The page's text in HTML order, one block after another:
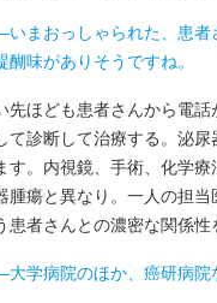
まおっしゃられた、患者
醐味がありそうですね。
先ほども患者さんから電話
て診断して治療する。泌
す。内視鏡、手術、化学
腫瘍と異なり。一人の担
患者さんとの濃密な関係
病院のほか、癌研病院